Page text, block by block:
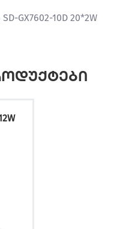
GX7602-10D 20*2W